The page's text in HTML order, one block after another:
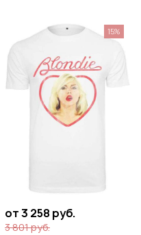
от 3 258 руб.
3 801 руб.
15%